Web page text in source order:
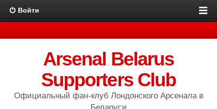
Войти
Arsenal Belarus
Supporters Club
Официальный фан-клуб Лондонского Арсенала в